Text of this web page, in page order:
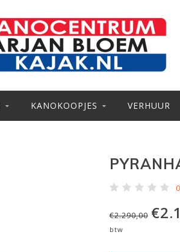
KANOKOOPJES VERHUUR
€2.290,00
btw